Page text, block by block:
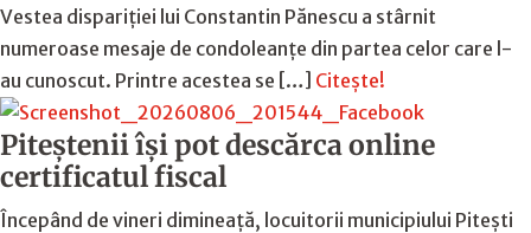
Vestea dispariției lui Constantin Pănescu a stârnit
numeroase mesaje de condoleanțe din partea celor care l-
au cunoscut. Printre acestea se […] Citește!
Piteștenii își pot descărca online
certificatul fiscal
Începând de vineri dimineață, locuitorii municipiului Pitești